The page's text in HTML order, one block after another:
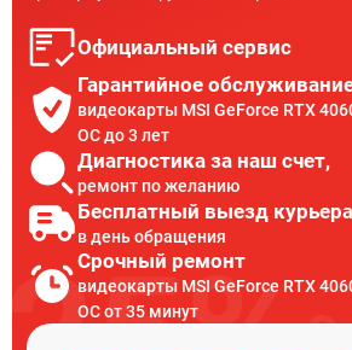
Официальный сервис
Гарантийное
видеокарты MSI GeForce RTX
OC до 3 лет
Диагностика за наш счет,
ремонт по желанию
Бесплатный выезд курьера
в день обращения
Срочный ремонт
видеокарты MSI GeForce RTX
OC от 35 минут